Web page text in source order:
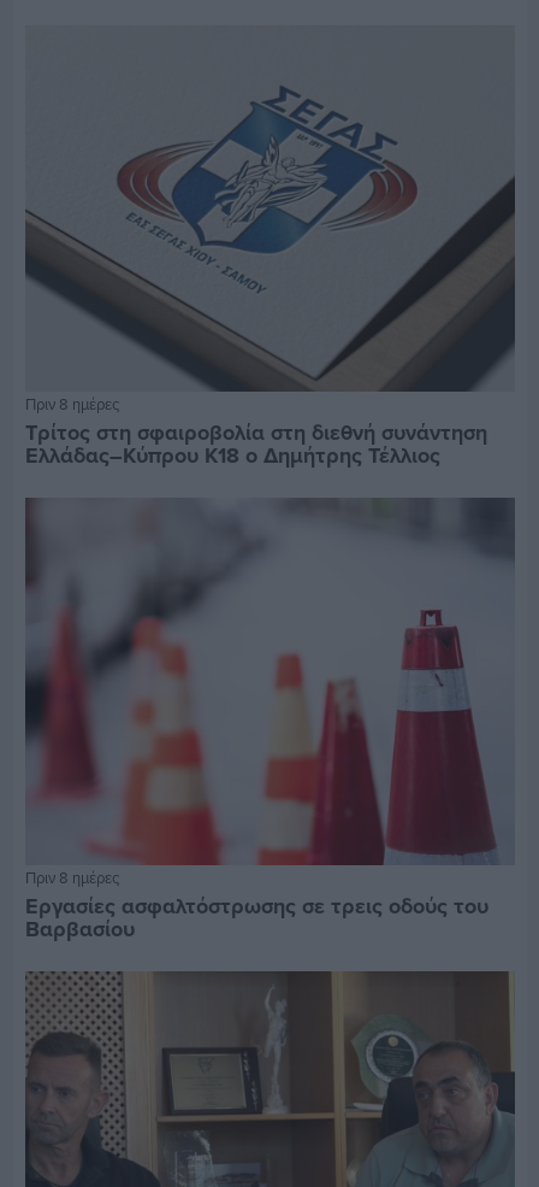
Πριν 8 ημέρες
Τρίτος στη σφαιροβολία στη διεθνή συνάντηση
Ελλάδας–Κύπρου Κ18 ο Δημήτρης Τέλλιος
Πριν 8 ημέρες
Εργασίες ασφαλτόστρωσης σε τρεις οδούς του
Βαρβασίου